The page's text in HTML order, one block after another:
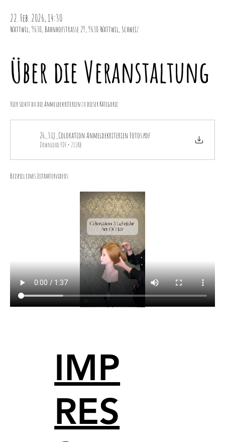
22. Feb. 2026, 14:30
Wattwil, 9630, Bahnhofstrasse 29, 9630 Wattwil, Schweiz
Über die Veranstaltung
Hier siehst du die Anmeldekriterien zu dieser Kategorie:
26_3.Lj_Coloration Anmeldekriterien Fotos.pdf
Download PDF • 211KB
Beispiel eines Zeitraffervideos:
IMP
RES